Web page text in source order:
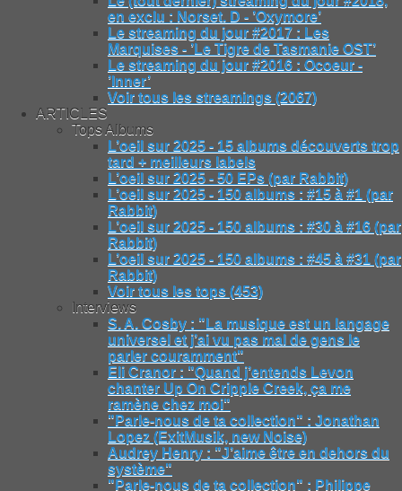
en exclu : Norset. D - ’Oxymore’
Le streaming du jour #2017 : Les
Marquises - ’Le Tigre de Tasmanie OST’
Le streaming du jour #2016 : Ocoeur -
’Inner’
Voir tous les streamings (2067)
ARTICLES
Tops Albums
L’oeil sur 2025 - 15 albums découverts trop
tard + meilleurs labels
L’oeil sur 2025 - 50 EPs (par Rabbit)
L’oeil sur 2025 - 150 albums : #15 à #1 (par
Rabbit)
L’oeil sur 2025 - 150 albums : #30 à #16 (par
Rabbit)
L’oeil sur 2025 - 150 albums : #45 à #31 (par
Rabbit)
Voir tous les tops (453)
Interviews
S. A. Cosby : "La musique est un langage
universel et j’ai vu pas mal de gens le
parler couramment"
Eli Cranor : "Quand j’entends Levon
chanter Up On Cripple Creek, ça me
ramène chez moi"
"Parle-nous de ta collection" : Jonathan
Lopez (ExitMusik, new Noise)
Audrey Henry : "J’aime être en dehors du
système"
"Parle-nous de ta collection" : Philippe